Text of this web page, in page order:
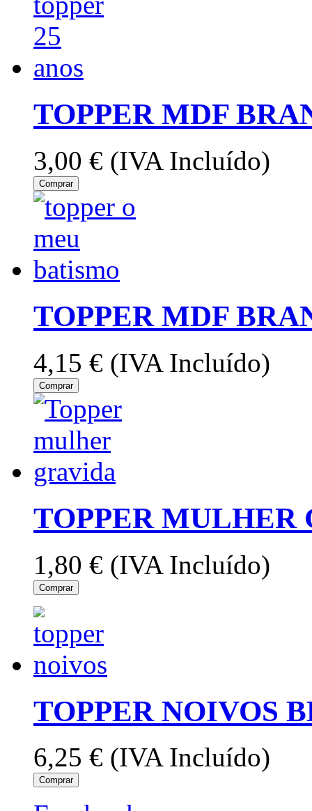
TOPPER MDF
3,00 € (IVA Incluído)
Comprar
TOPPER MDF
4,15 € (IVA Incluído)
Comprar
TOPPER MULHER
1,80 € (IVA Incluído)
Comprar
TOPPER NOIVOS
6,25 € (IVA Incluído)
Comprar